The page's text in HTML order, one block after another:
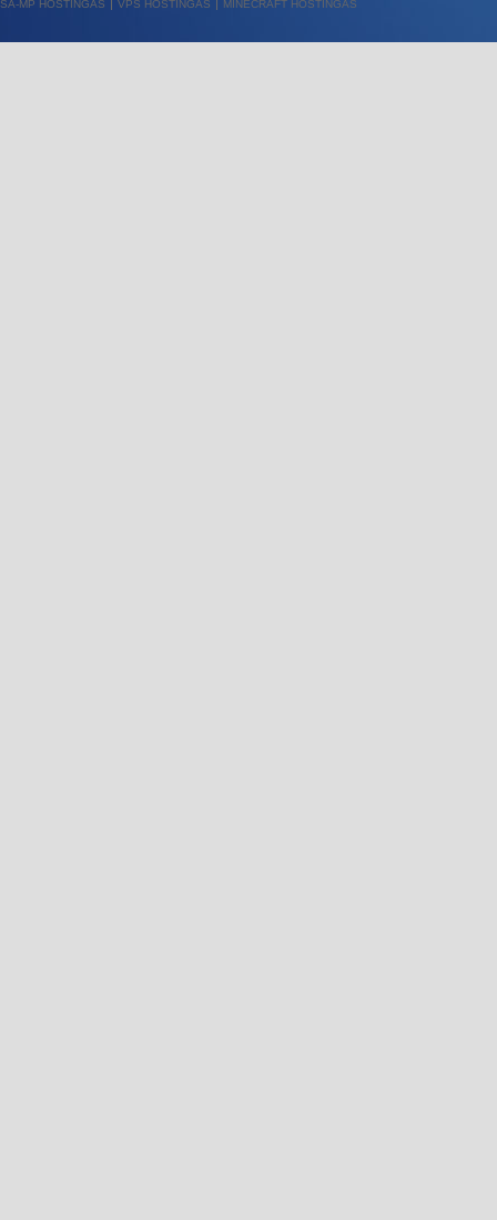
SA-MP HOSTINGAS VPS HOSTINGAS MINECRAFT HOSTINGAS